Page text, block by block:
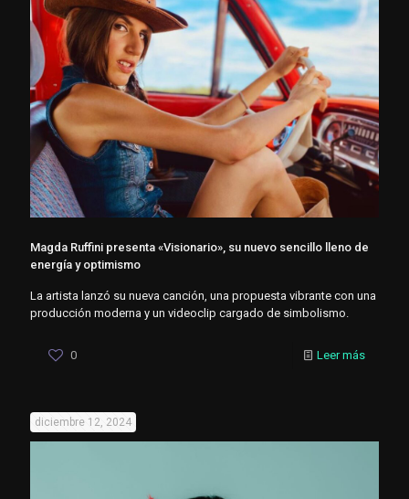
Magda Ruffini presenta «Visionario», su nuevo sencillo lleno de
energía y optimismo
La artista lanzó su nueva canción, una propuesta vibrante con una
producción moderna y un videoclip cargado de simbolismo.
0 Leer más
diciembre 12, 2024